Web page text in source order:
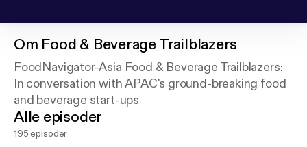
Om Food & Beverage Trailblazers
FoodNavigator-Asia Food & Beverage Trailblazers:
In conversation with APAC's ground-breaking food
and beverage start-ups
Alle episoder
195 episoder